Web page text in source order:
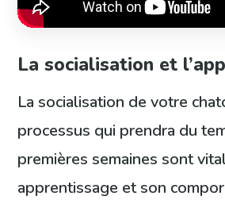
La socialisation et
La socialisation de votre
processus qui prendra du
premières semaines sont
apprentissage et son